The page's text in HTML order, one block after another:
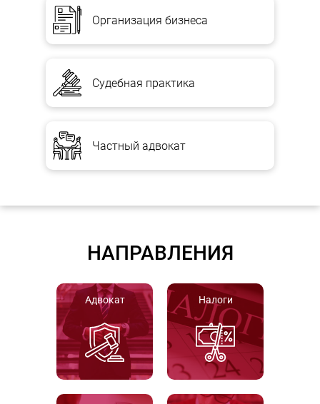
Организация бизнеса
Судебная практика
Частный адвокат
НАПРАВЛЕНИЯ
Адвокат Налоги